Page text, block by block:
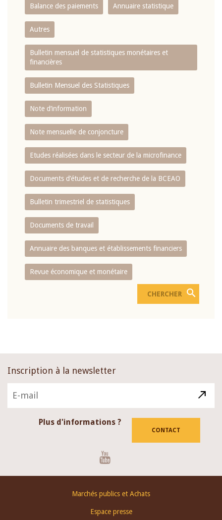
Balance des paiements Annuaire statistique
Autres
Bulletin mensuel de statistiques monétaires et
financières
Bulletin Mensuel des Statistiques
Note d’information
Note mensuelle de conjoncture
Etudes réalisées dans le secteur de la microfinance
Documents d’études et de recherche de la BCEAO
Bulletin trimestriel de statistiques
Documents de travail
Annuaire des banques et établissements financiers
Revue économique et monétaire
Inscription à la newsletter
Plus d'informations ?
CONTACT
Marchés publics et Achats
Espace presse